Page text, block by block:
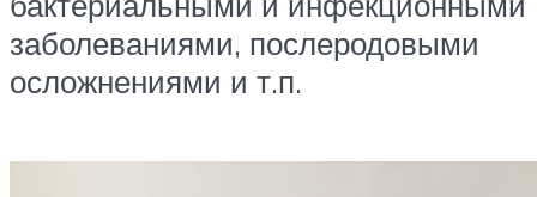
заболеваниями, послеродовыми
осложнениями и т.п.